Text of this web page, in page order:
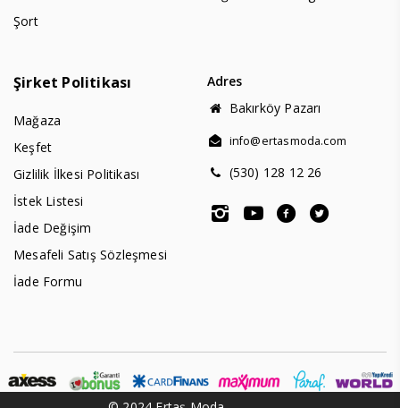
Şort
Şirket Politikası
Mağaza
Keşfet
Gizlilik İlkesi Politikası
İstek Listesi
İade Değişim
Mesafeli Satış Sözleşmesi
İade Formu
Adres
Bakırköy Pazarı
info@ertasmoda.com
(530) 128 12 26